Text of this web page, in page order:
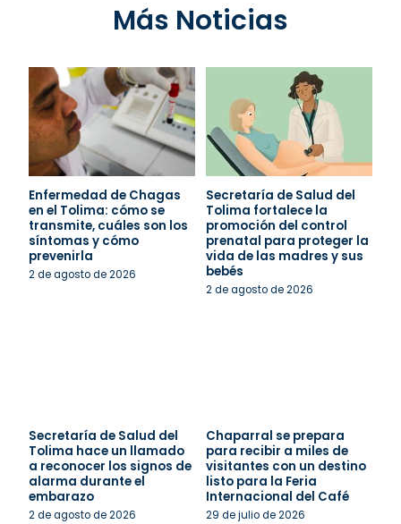
Más Noticias
Enfermedad de Chagas
en el Tolima: cómo se
transmite, cuáles son los
síntomas y cómo
prevenirla
2 de agosto de 2026
Secretaría de Salud del
Tolima fortalece la
promoción del control
prenatal para proteger la
vida de las madres y sus
bebés
2 de agosto de 2026
Secretaría de Salud del
Tolima hace un llamado
a reconocer los signos de
alarma durante el
embarazo
2 de agosto de 2026
Chaparral se prepara
para recibir a miles de
visitantes con un destino
listo para la Feria
Internacional del Café
29 de julio de 2026